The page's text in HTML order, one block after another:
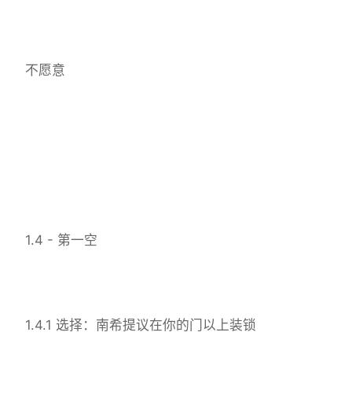
不愿意
1.4 - 第一空
1.4.1 选择：南希提议在你的门以上装锁